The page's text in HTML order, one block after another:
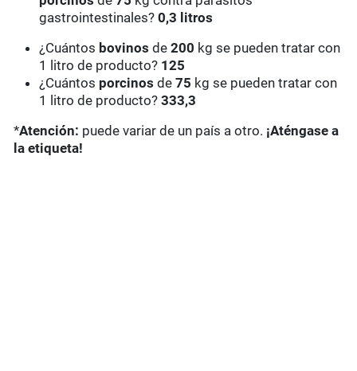
gastrointestinales? 0,3 litros
¿Cuántos bovinos de200 kg se pueden tratar con
1 litro de producto? 125
¿Cuántos porcinos de75 kg se pueden tratar con
1 litro de producto?333,3
*Atención: puede variar de un país a otro. ¡Aténgase a
la etiqueta!